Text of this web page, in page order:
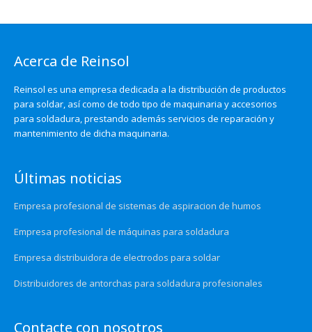
Acerca de Reinsol
Reinsol es una empresa dedicada a la distribución de productos
para soldar, así como de todo tipo de maquinaria y accesorios
para soldadura, prestando además servicios de reparación y
mantenimiento de dicha maquinaria.
Últimas noticias
Empresa profesional de sistemas de aspiracion de humos
Empresa profesional de máquinas para soldadura
Empresa distribuidora de electrodos para soldar
Distribuidores de antorchas para soldadura profesionales
Contacte con nosotros